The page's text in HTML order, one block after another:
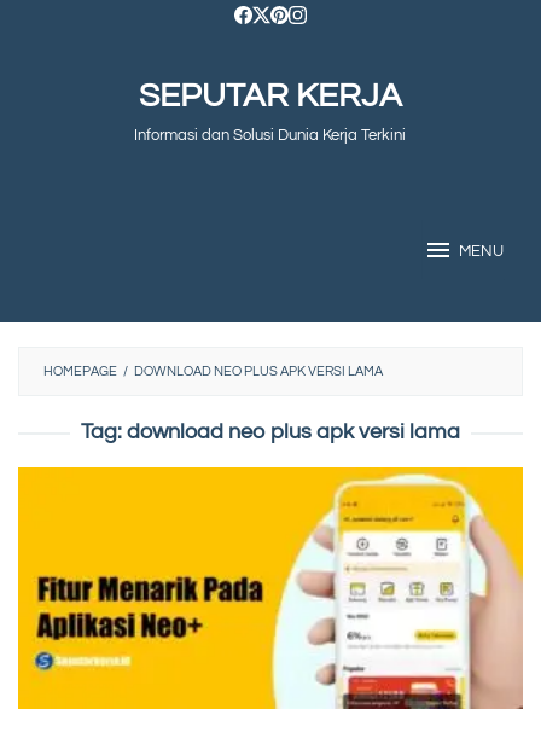
SEPUTAR KERJA
Informasi dan Solusi Dunia Kerja Terkini
MENU
HOMEPAGE / DOWNLOAD NEO PLUS APK VERSI LAMA
Tag: download neo plus apk versi lama